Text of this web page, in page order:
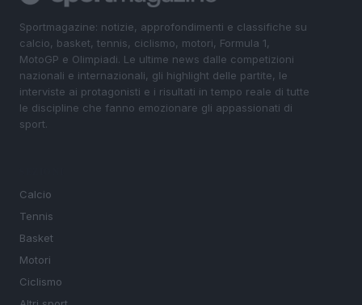
Sportmagazine: notizie, approfondimenti e classifiche su
calcio, basket, tennis, ciclismo, motori, Formula 1,
MotoGP e Olimpiadi. Le ultime news dalle competizioni
nazionali e internazionali, gli highlight delle partite, le
interviste ai protagonisti e i risultati in tempo reale di tutte
le discipline che fanno emozionare gli appassionati di
sport.
Calcio
Tennis
Basket
Motori
Ciclismo